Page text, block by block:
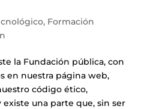
, Formación
la Fundación pública, con
en nuestra página web,
código ético,
una parte que, sin ser